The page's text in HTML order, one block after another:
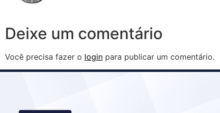
Deixe um comentário
Você precisa fazer o login para publicar um comentário.